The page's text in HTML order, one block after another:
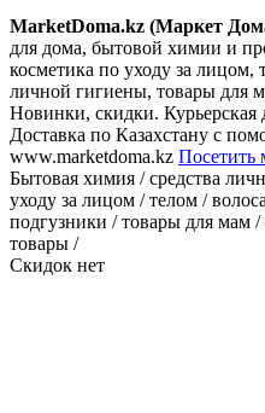
MarketDoma.kz (Маркет
для дома, бытовой химии и
косметика по уходу за лицом,
личной гигиены, товары для
Новинки, скидки. Курьерская
Доставка по Казахстану с
www.marketdoma.kz Посетить
Бытовая химия / средства
уходу за лицом / телом /
подгузники / товары для мам
товары /
Скидок нет